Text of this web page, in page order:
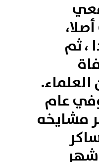
، ثم
.توفي عام
مشايخه